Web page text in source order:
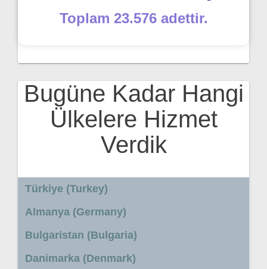
Toplam 23.576 adettir.
Bugüne Kadar Hangi
Ülkelere Hizmet
Verdik
Türkiye (Turkey)
Almanya (Germany)
Bulgaristan (Bulgaria)
Danimarka (Denmark)